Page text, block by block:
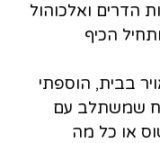
הדרים ואלכוהול
הכיף
בבית, הוספתי
שמשתלב עם
או כל מה